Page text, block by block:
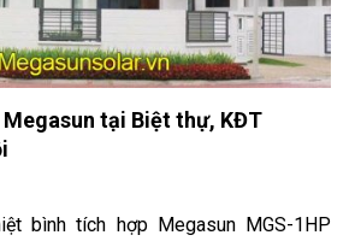
Megasun tại Biệt thự, KĐT
bình tích hợp Megasun MGS-1HP